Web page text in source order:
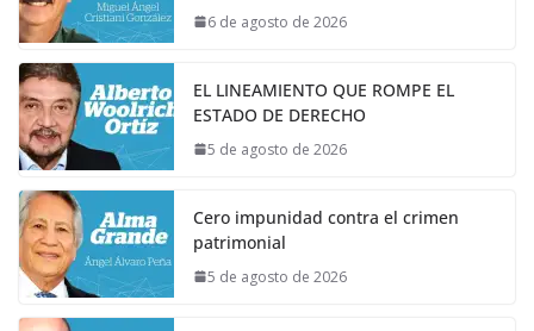
6 de agosto de 2026
EL LINEAMIENTO QUE ROMPE EL
ESTADO DE DERECHO
5 de agosto de 2026
Cero impunidad contra el crimen
patrimonial
5 de agosto de 2026